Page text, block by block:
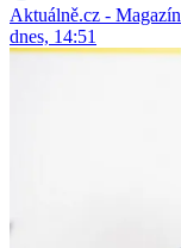
Aktuálně.cz - Magazín
dnes, 14:51